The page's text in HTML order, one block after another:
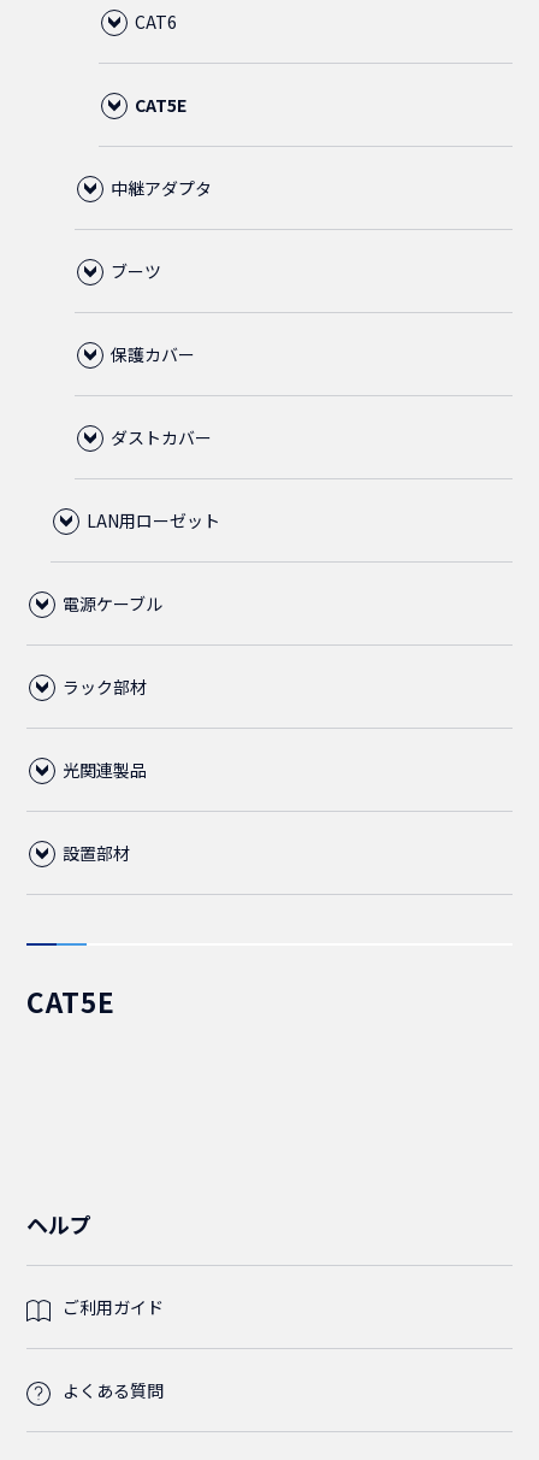
CAT6クロス
CAT6スリム
CAT6フラット
CAT5E
ライトブルー
ライトグレー
CAT5Eクロス
CAT5E(STP)
CAT6
1ピース
2ピース
3ピース
CAT5E
通常品
金メッキ
アーチラッチ
中継アダプタ
CAT6
CAT5E
ブーツ
ノーマルタイプ
直径5.5mm
ライトグブルー
ライトグレー
直径6.0mm
ライトブルー
スリムタイプ
直径5.5mm
ライトブルー
直径6.0mm
保護カバー
ホワイト
ダストカバー
ブラック
LAN用ローゼット
1ポート
2ポート
電源ケーブル
C13ロック付電源ケーブル
C14
50cm
1m
3m
5m
5-15P
75cm
2m
3m
5m
その他、電源ケーブル
C13
2m
2.5m
3.5m
3m
C19
3m
5m
2.5m
L6-20P
2.4m
4.5m
L6-30P
3.6m
2m5-15P
2m
2.5m
ラック部材
ブランクパネル
ツールレス
鉄製
ケーブルマネージャー
M5ケージナット
LED照明
マウントタイプ
光関連製品
光ファイバーケーブル
LC/SC
SC/SC
LC/LC
LC/SC
SC/SC
OM3
LC/LC
LC/SC
OM4
LC/LC
光パッチコード
LC/LC
LC/SC
SC/SC
MM(マルチモード)
OM2
LC/LC
SM(シングルモード)
LC/LC
LC/SC
MM(マルチモード)
OM2
SM(シングルモード)
LC/OPEN
SC/OPEN
OM2
LC/OPEN
OM3
12芯
OM3
OM4
設置部材
ライナー
CAT5E
ヘルプ
ご利用ガイド
よくある質問